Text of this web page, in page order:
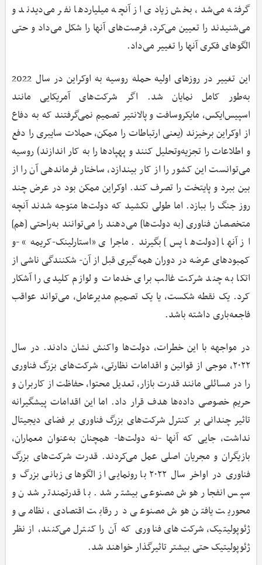
گرفته می‌شد، بخش زیادی از آنچه میلیاردها نفر می‌دیدند و
می‌شنیدند را تعیین می‌کرد، فرصت‌های آنها را شکل می‌داد و حتی
الگوهای فکری آنها را تغییر می‌داد.
این تغییر در روزهای اولیه حمله روسیه به اوکراین در سال 2022
به‌طور کامل نمایان شد. اگر شرکت‌های آمریکایی مانند
اسپیس‌ایکس، مایکروسافت و پالانتیر تصمیم نمی‌گرفتند که به دفاع
از اوکراین برخیزند (یعنی ارتباطات را ممکن، حملات سایبری را دفع
و اطلاعات را تجزیه‌وتحلیل کنند و پهپادها را به کار اندازند) روسیه
می‌توانست این کشور را از کار بیندازد، ساختار فرماندهی آن را از
بین ببرد و پایتخت را تصرف کند. اوکراین ممکن بود در عرض چند
روز جنگ را ببازد. اما طولی نکشید که دولت‌ها متوجه شدند آنچه
متخصصان فناوری [به دولت‌ها] می‌دهند را می‌توانند به‌راحتی [هم]
از آنها [دولت‌ها پس] بگیرند. ماجرای «استارلینک-کریمه» -و
کمبودهای عرضه در دوران همه‌گیری قبل از آن- شکنندگی ناشی از
اتکا به چند شرکت غالب برای خدمات و لوازم کلیدی را آشکار
کرد. یک نقطه شکست، یا یک تصمیم مدیرعامل، می‌تواند عواقب
فاجعه‌باری داشته باشد.
در مواجهه با این خطرات، دولت‌ها واکنش نشان دادند. در سال
۲۰۲۲، موجی از قوانین و اقدامات نظارتی، شرکت‌های بزرگ فناوری
را در مسائلی مانند قدرت بازار، تعدیل محتوا، حفاظت از کاربران و
حریم خصوصی داده‌ها هدف قرار داد. اما این اقدامات پیشگیرانه
تاثیر چندانی بر کنترل شرکت‌های بزرگ فناوری بر فضای دیجیتال
نداشت، جایی که آنها -نه دولت‌ها- همچنان به‌عنوان معماران،
بازیگران و مجریان اصلی عمل می‌کردند. قدرت شرکت‌های بزرگ
فناوری در اواخر سال ۲۰۲۲ با رونمایی از الگو‌های زبانی بزرگ و
سپس انفجار هوش مصنوعی بیشتر شد. با قدرتمندتر شدن و
محوریت یافتن هوش مصنوعی در رقابت اقتصادی، نظامی و
ژئوپولیتیک، شرکت‌های فناوری که آن را کنترل می‌کنند، از نظر
ژئوپولیتیک حتی بیشتر تاثیرگذار خواهند شد.